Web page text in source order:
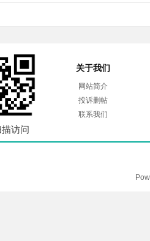
访问
关于我们
网站简介
投诉删帖
联系我们